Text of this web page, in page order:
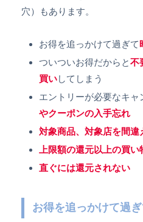
穴）もあります。
お得を追っかけて過ぎて
ついついお得だからと不
買いしてしまう
エントリーが必要なキャ
やクーポンの入手忘れ
対象商品、対象店を間違
上限額の還元以上の買い
直ぐには還元されない
お得を追っかけて過